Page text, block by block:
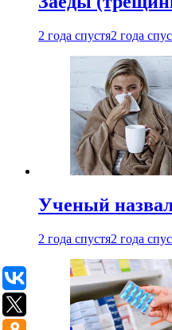
2 года спустя2 года
Ученый
2 года спустя2 года